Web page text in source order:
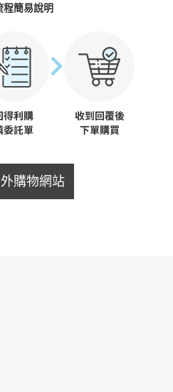
程簡易說明
購物網站